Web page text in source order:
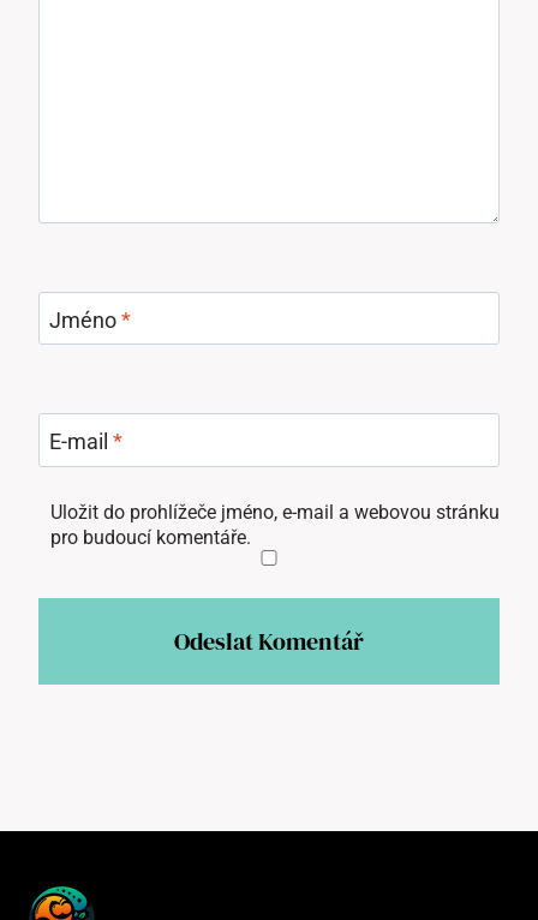
Jméno*
E-mail *
Uložit do prohlížeče jméno, e-mail a webovou stránku
pro budoucí komentáře.